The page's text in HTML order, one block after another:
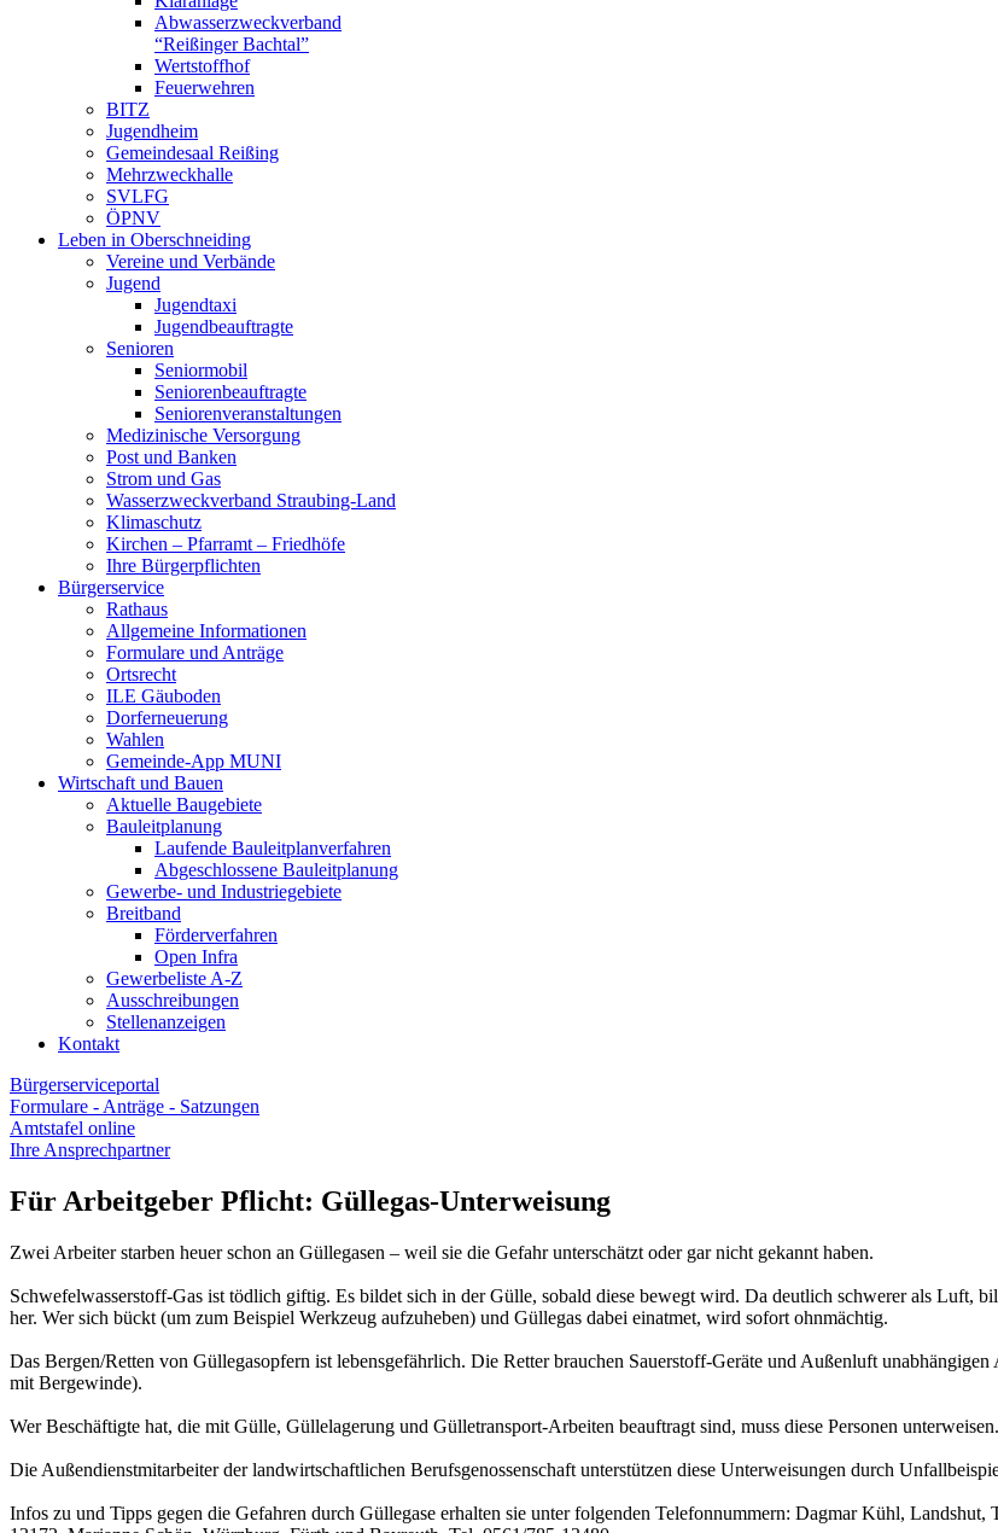
Abwasserzweckverband
“Reißinger Bachtal”
Wertstoffhof
Feuerwehren
BITZ
Jugendheim
Gemeindesaal Reißing
Mehrzweckhalle
SVLFG
ÖPNV
Leben in Oberschneiding
Vereine und Verbände
Jugend
Jugendtaxi
Jugendbeauftragte
Senioren
Seniormobil
Seniorenbeauftragte
Seniorenveranstaltungen
Medizinische Versorgung
Post und Banken
Strom und Gas
Wasserzweckverband Straubing-Land
Klimaschutz
Kirchen – Pfarramt – Friedhöfe
Ihre Bürgerpflichten
Bürgerservice
Rathaus
Allgemeine Informationen
Formulare und Anträge
Ortsrecht
ILE Gäuboden
Dorferneuerung
Wahlen
Gemeinde-App MUNI
Wirtschaft und Bauen
Aktuelle Baugebiete
Bauleitplanung
Laufende Bauleitplanverfahren
Abgeschlossene Bauleitplanung
Gewerbe- und Industriegebiete
Breitband
Förderverfahren
Open Infra
Gewerbeliste A-Z
Ausschreibungen
Stellenanzeigen
Kontakt
Bürgerserviceportal
Formulare - Anträge - Satzungen
Amtstafel online
Ihre Ansprechpartner
Für Arbeitgeber Pflicht: Güllegas-Unterweisung
Zwei Arbeiter starben heuer schon an Güllegasen – weil sie die Gefahr unterschätzt oder gar nicht gekannt haben.
Schwefelwasserstoff-Gas ist tödlich giftig. Es bildet sich in der Gülle, sobald diese bewegt wird. Da deutlich schwerer als Luft,
her. Wer sich bückt (um zum Beispiel Werkzeug aufzuheben) und Güllegas dabei einatmet, wird sofort ohnmächtig.
Das Bergen/Retten von Güllegasopfern ist lebensgefährlich. Die Retter brauchen Sauerstoff-Geräte und Außenluft
mit Bergewinde).
Wer Beschäftigte hat, die mit Gülle, Güllelagerung und Gülletransport-Arbeiten beauftragt sind, muss diese Personen unterweisen.
Die Außendienstmitarbeiter der landwirtschaftlichen Berufsgenossenschaft unterstützen diese Unterweisungen durch
Infos zu und Tipps gegen die Gefahren durch Güllegase erhalten sie unter folgenden Telefonnummern: Dagmar Kühl,